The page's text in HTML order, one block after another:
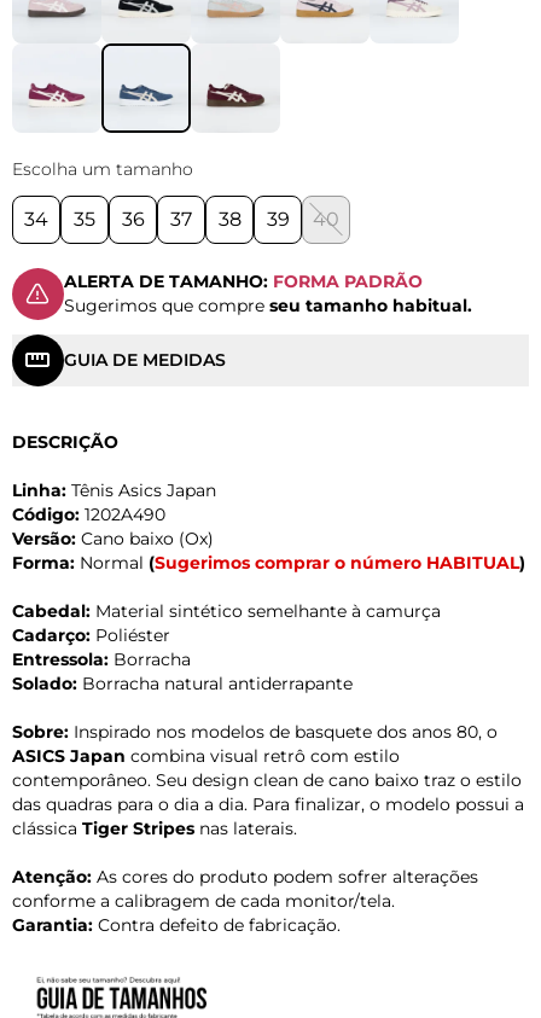
Escolha um tamanho
34 35 36 37 38 39 40
ALERTA DE TAMANHO: FORMA PADRÃO
Sugerimos que compre seu tamanho habitual.
GUIA DE MEDIDAS
DESCRIÇÃO
Linha: Tênis Asics Japan
Código: 1202A490
Versão: Cano baixo (Ox)
Forma: Normal (Sugerimos comprar o número HABITUAL)
Cabedal: Material sintético semelhante à camurça
Cadarço: Poliéster
Entressola: Borracha
Solado: Borracha natural antiderrapante
Sobre: Inspirado nos modelos de basquete dos anos 80, o
ASICS Japan combina visual retrô com estilo
contemporâneo. Seu design clean de cano baixo traz o estilo
das quadras para o dia a dia. Para finalizar, o modelo possui a
clássica Tiger Stripes nas laterais.
Atenção: As cores do produto podem sofrer alterações
conforme a calibragem de cada monitor/tela.
Garantia: Contra defeito de fabricação.